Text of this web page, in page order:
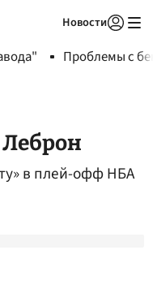
Новости
Проблемы с
в плей-офф НБА